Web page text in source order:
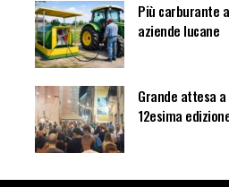
Più carburante
aziende lucane
Grande attesa
12esima